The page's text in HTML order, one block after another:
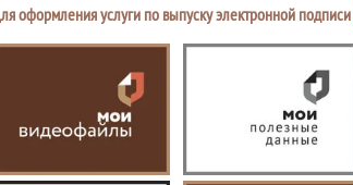
оформления услуги по выпуску электронной подписи